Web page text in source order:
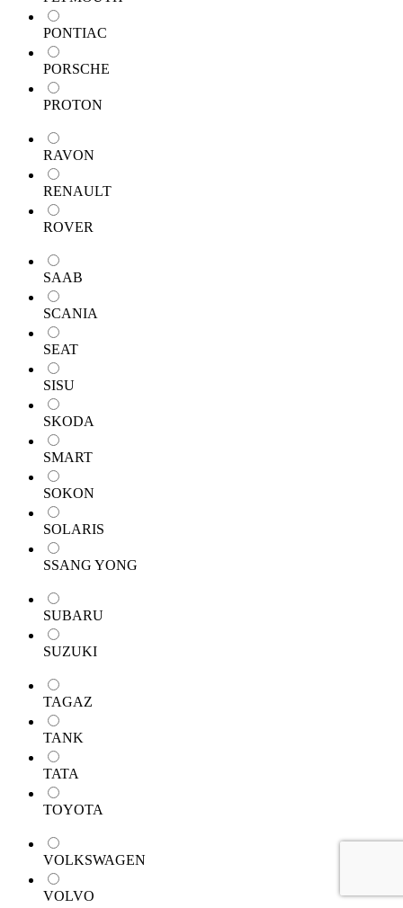
PONTIAC
PORSCHE
PROTON
RAVON
RENAULT
ROVER
SAAB
SCANIA
SEAT
SISU
SKODA
SMART
SOKON
SOLARIS
SSANG YONG
SUBARU
SUZUKI
TAGAZ
TANK
TATA
TOYOTA
VOLKSWAGEN
VOLVO